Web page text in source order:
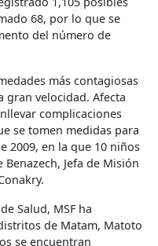
68, por lo que se
del número de
más contagiosas
gran velocidad. Afecta
complicaciones
se tomen medidas para
2009, en la que 10 niños
Jefa de Misión
Salud, MSF ha
de Matam, Matoto
se encuentran